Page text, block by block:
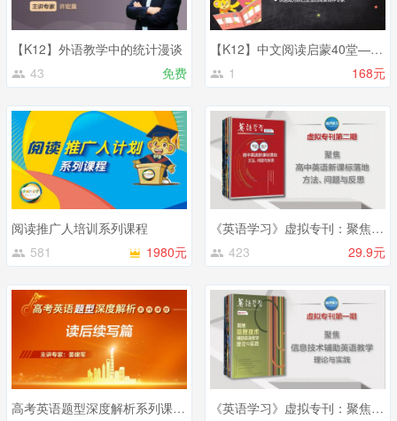
【K12】外语教学中的统计漫谈
43
免费
【K12】中文阅读启蒙40堂——外研社精讲，帮助家长构建亲子阅读体系
1
168元
阅读推广人培训系列课程
581
1980元
《英语学习》虚拟专刊：聚焦高中英语新课标落地——方法、问题与反思
423
29.9元
高考英语题型深度解析系列课程——读后续写篇
《英语学习》虚拟专刊：聚焦信息技术辅助英语教学的理论与实践